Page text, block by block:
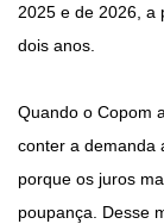
2025 e de 2026, a
dois anos.
Quando o Copom
conter a demanda
porque os juros
poupança. Desse